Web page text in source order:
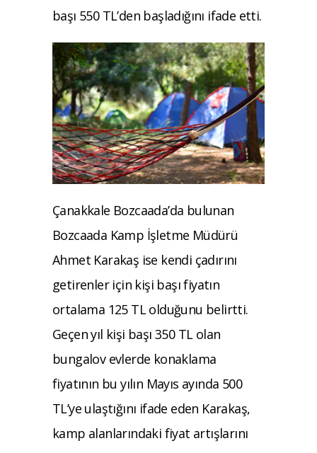
başı 550 TL’den başladığını ifade etti.
Çanakkale Bozcaada’da bulunan
Bozcaada Kamp İşletme Müdürü
Ahmet Karakaş ise kendi çadırını
getirenler için kişi başı fiyatın
ortalama 125 TL olduğunu belirtti.
Geçen yıl kişi başı 350 TL olan
bungalov evlerde konaklama
fiyatının bu yılın Mayıs ayında 500
TL’ye ulaştığını ifade eden Karakaş,
kamp alanlarındaki fiyat artışlarını